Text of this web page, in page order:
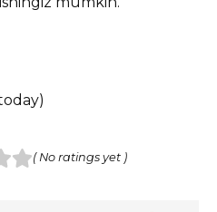
( No ratings yet )